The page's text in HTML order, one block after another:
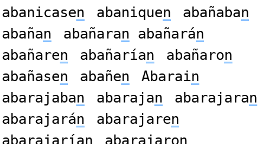
abanicasen abaniquen abañaban
abañan abañaran abañarán
abañaren abañarían abañaron
abañasen abañen Abarain
abarajaban abarajan abarajaran
abarajarán abarajaren
abarajarían abarajaron